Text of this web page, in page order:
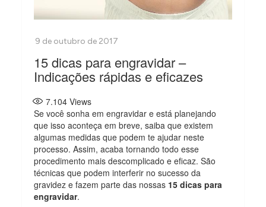
15 dicas para engravidar –
Indicações rápidas e eficazes
7.104 Views
Se você sonha em engravidar e está planejando
que isso aconteça em breve, saiba que existem
algumas medidas que podem te ajudar neste
processo. Assim, acaba tornando todo esse
procedimento mais descomplicado e eficaz. São
técnicas que podem interferir no sucesso da
gravidez e fazem parte das nossas 15 dicas para
engravidar.